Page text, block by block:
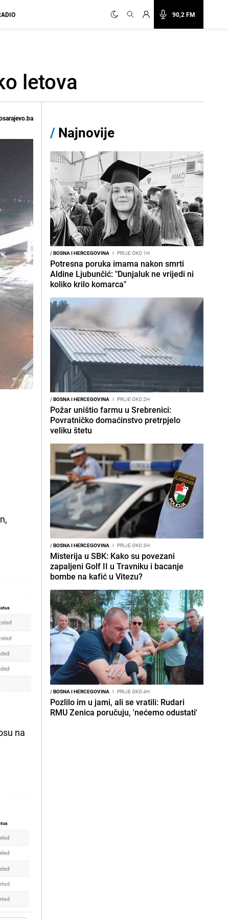
90,2 FM
letova
na
/ Najnovije
/BOSNA I HERCEGOVINA I PRIJE OKO 1H
Potresna poruka imama nakon smrti
Aldine Ljubunčić: "Dunjaluk ne vrijedi ni
koliko krilo komarca"
/BOSNA I HERCEGOVINA I PRIJE OKO 2H
Požar uništio farmu u Srebrenici:
Povratničko domaćinstvo pretrpjelo
veliku štetu
/BOSNA I HERCEGOVINA I PRIJE OKO 3H
Misterija u SBK: Kako su povezani
zapaljeni Golf II u Travniku i bacanje
bombe na kafić u Vitezu?
/BOSNA I HERCEGOVINA I PRIJE OKO 4H
Pozlilo im u jami, ali se vratili: Rudari
RMU Zenica poručuju, 'nećemo odustati'